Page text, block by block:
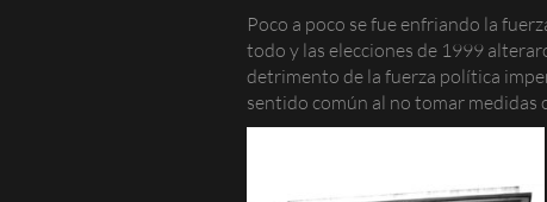
Poco a poco se fue enfriando la
todo y las elecciones de 1999
detrimento de la fuerza política
sentido común al no tomar medidas